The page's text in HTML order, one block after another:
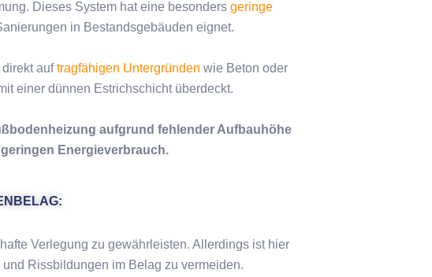
Dieses System hat eine besonders geringe
in Bestandsgebäuden eignet.
auftragfähigen Untergründen wie Beton oder
einer dünnen Estrichschicht überdeckt.
aufgrund fehlender Aufbauhöhe
Energieverbrauch.
Verlegung zu gewährleisten. Allerdings ist hier
Rissbildungen im Belag zu vermeiden.